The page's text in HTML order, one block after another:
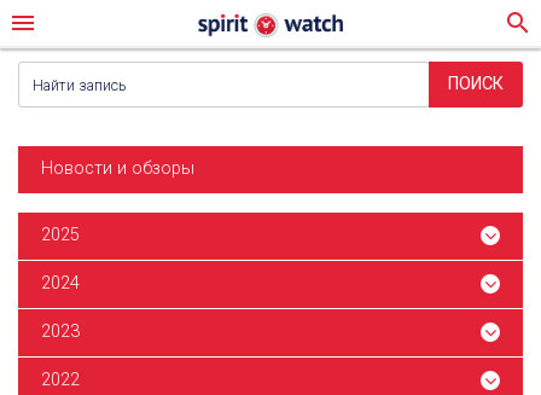
menu search
Новости и обзоры
2025
2024
2023
2022